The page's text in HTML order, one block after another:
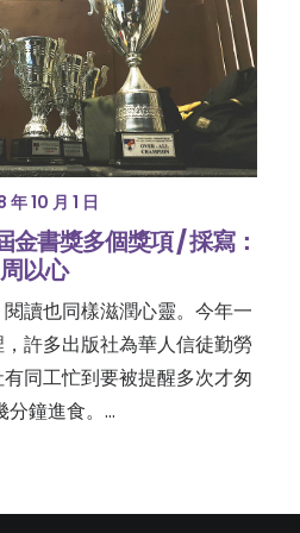
年 10 月 1 日
書獎多個獎項 / 採寫：
周以心
讀也同樣滋潤心靈。今年一
許多出版社為華人信徒勤勞
同工忙到要被提醒多次才匆
分鐘進食。…